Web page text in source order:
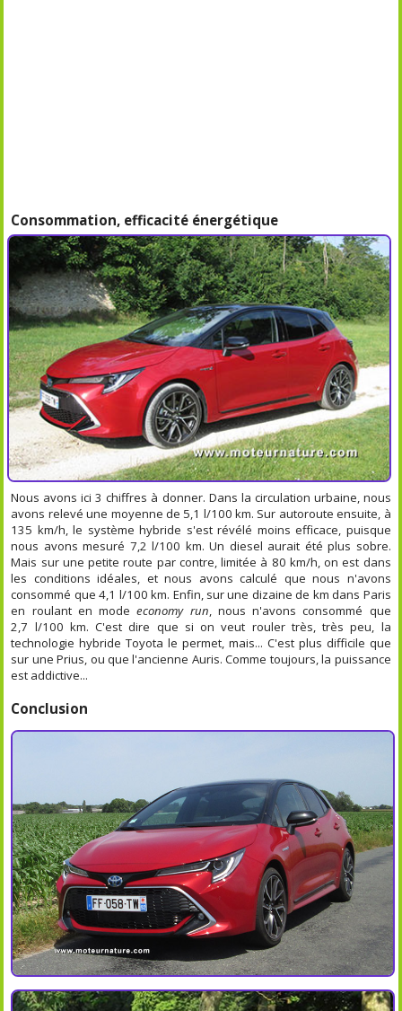
Consommation, efficacité énergétique
Nous avons ici 3 chiffres à donner. Dans la circulation urbaine, nous
avons relevé une moyenne de 5,1 l/100 km. Sur autoroute ensuite, à
135 km/h, le système hybride s'est révélé moins efficace, puisque
nous avons mesuré 7,2 l/100 km. Un diesel aurait été plus sobre.
Mais sur une petite route par contre, limitée à 80 km/h, on est dans
les conditions idéales, et nous avons calculé que nous n'avons
consommé que 4,1 l/100 km. Enfin, sur une dizaine de km dans Paris
en roulant en modeeconomy run, nous n'avons consommé que
2,7 l/100 km. C'est dire que si on veut rouler très, très peu, la
technologie hybride Toyota le permet, mais... C'est plus difficile que
sur une Prius, ou que l'ancienne Auris. Comme toujours, la puissance
est addictive...
Conclusion